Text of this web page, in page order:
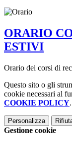
ORARIO
ESTIVI
Orario dei corsi di
Questo sito o gli
cookie necessari al
COOKIE POLICY.
Personalizza
Gestione cookie